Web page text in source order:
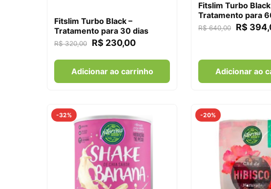
Fitslim Turbo Black –
Tratamento para 30 dias
R$320,00 R$ 230,00
Adicionar ao carrinho
Fitslim Turbo
Tratamento para
R$640,00 R$
Adicionar ao
-32% -20%